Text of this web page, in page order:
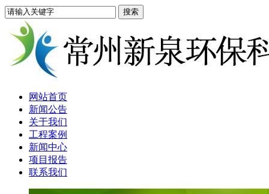
网站首页
新闻公告
关于我们
工程案例
新闻中心
项目报告
联系我们